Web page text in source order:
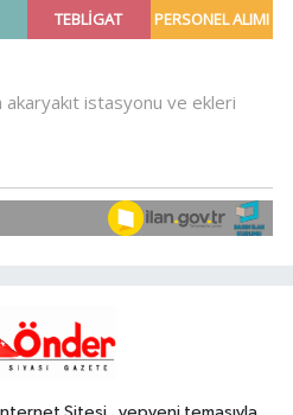
Osman Gazi platformu
varile ulaştı
Trabzonspor'a büyük destek
özel bireylere yaz tatili
Sitesi , yepyeni temasıyla